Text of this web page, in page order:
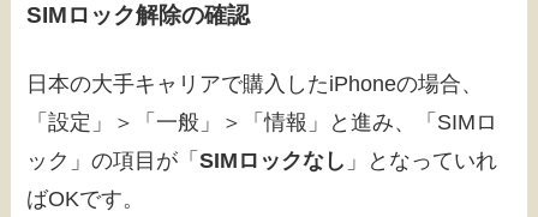
SIMロック解除の確認
日本の大手キャリアで購入したiPhoneの場合、
「設定」＞「一般」＞「情報」と進み、「SIMロ
ック」の項目が「SIMロックなし 」となっていれ
ばOKです。